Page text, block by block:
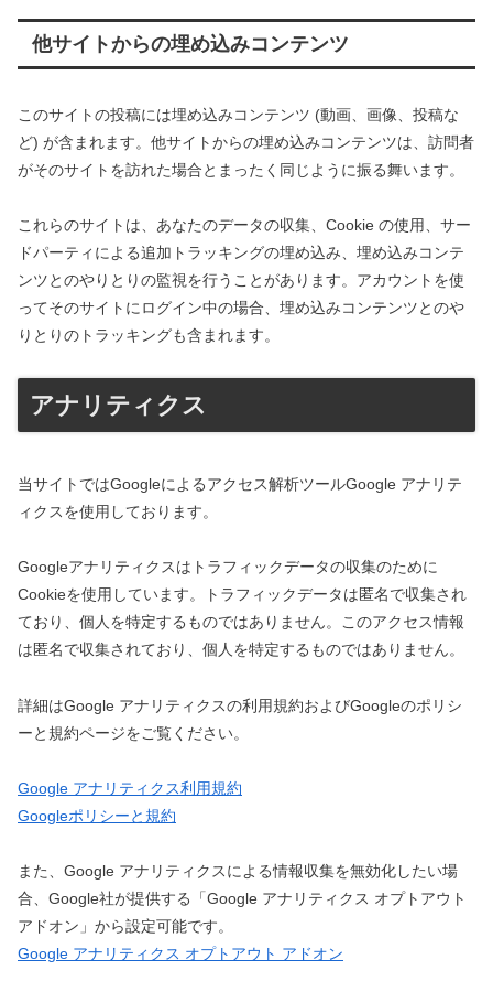
他サイトからの埋め込みコンテンツ
このサイトの投稿には埋め込みコンテンツ (動画、画像、投稿な
ど) が含まれます。他サイトからの埋め込みコンテンツは、訪問者
がそのサイトを訪れた場合とまったく同じように振る舞います。
これらのサイトは、あなたのデータの収集、Cookie の使用、サー
ドパーティによる追加トラッキングの埋め込み、埋め込みコンテ
ンツとのやりとりの監視を行うことがあります。アカウントを使
ってそのサイトにログイン中の場合、埋め込みコンテンツとのや
りとりのトラッキングも含まれます。
アナリティクス
当サイトではGoogleによるアクセス解析ツールGoogle アナリテ
ィクスを使用しております。
Googleアナリティクスはトラフィックデータの収集のために
Cookieを使用しています。トラフィックデータは匿名で収集され
ており、個人を特定するものではありません。このアクセス情報
は匿名で収集されており、個人を特定するものではありません。
詳細はGoogle アナリティクスの利用規約およびGoogleのポリシ
ーと規約ページをご覧ください。
Google アナリティクス利用規約
Googleポリシーと規約
また、Google アナリティクスによる情報収集を無効化したい場
合、Google社が提供する「Google アナリティクス オプトアウト
アドオン」から設定可能です。
Google アナリティクス オプトアウト アドオン